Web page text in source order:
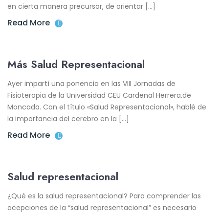
en cierta manera precursor, de orientar […]
Read More
Más Salud Representacional
Ayer impartí una ponencia en las VIII Jornadas de
Fisioterapia de la Universidad CEU Cardenal Herrera.de
Moncada. Con el título «Salud Representacional», hablé de
la importancia del cerebro en la […]
Read More
Salud representacional
¿Qué es la salud representacional? Para comprender las
acepciones de la “salud representacional” es necesario